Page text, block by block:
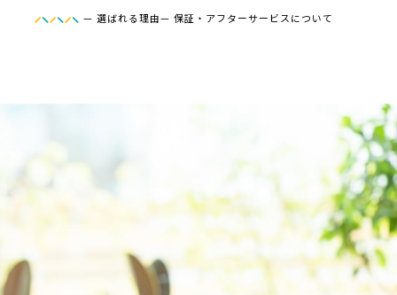
— 選ばれる理由— 保証・アフターサービスについて